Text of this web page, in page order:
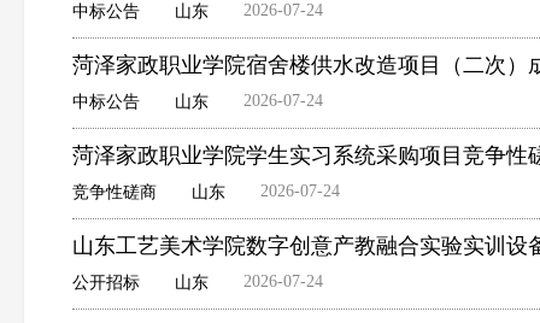
中标公告 山东 2026-07-24
菏泽家政职业学院宿舍楼供水改造项目（二次）
中标公告 山东 2026-07-24
菏泽家政职业学院学生实习系统采购项目竞争性
竞争性磋商 山东 2026-07-24
山东工艺美术学院数字创意产教融合实验实训
公开招标 山东 2026-07-24